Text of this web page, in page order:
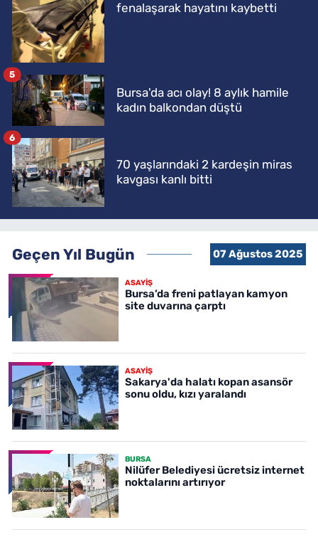
fenalaşarak hayatını kaybetti
Bursa'da acı olay! 8 aylık hamile
kadın balkondan düştü
5
70 yaşlarındaki 2 kardeşin miras
kavgası kanlı bitti
6
Geçen Yıl Bugün 07 Ağustos 2025
ASAYİŞ
Bursa’da freni patlayan kamyon
site duvarına çarptı
ASAYİŞ
Sakarya'da halatı kopan asansör
sonu oldu, kızı yaralandı
BURSA
Nilüfer Belediyesi ücretsiz internet
noktalarını artırıyor